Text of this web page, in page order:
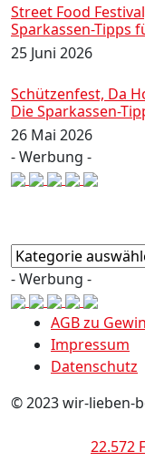
Street Food
Sparkassen-Tipps
25 Juni 2026
Schützenfest, Da
Die Sparkassen-
26 Mai 2026
- Werbung -
Kategorien
- Werbung -
AGB zu
Impressum
Datenschutz
© 2023 wir-lieben-
22.572